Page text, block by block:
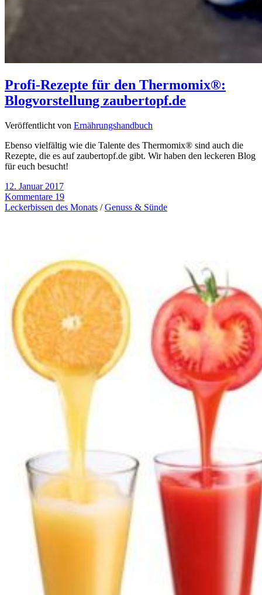
Profi-Rezepte für den Thermomix®:
Blogvorstellung zaubertopf.de
Veröffentlicht von Ernährungshandbuch
Ebenso vielfältig wie die Talente des Thermomix® sind auch die
Rezepte, die es auf zaubertopf.de gibt. Wir haben den leckeren Blog
für euch besucht!
12. Januar 2017
Kommentare 19
Leckerbissen des Monats /Genuss & Sünde